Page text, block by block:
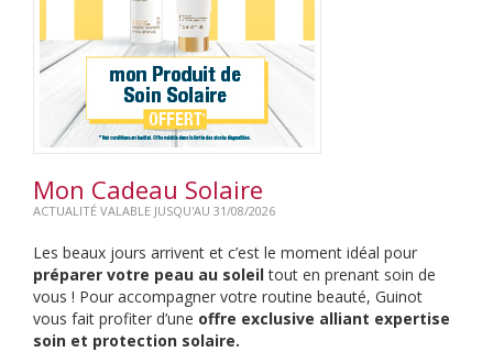
Mon Cadeau Solaire
ACTUALITÉ VALABLE JUSQU'AU 31/08/2026
Les beaux jours arrivent et c’est le moment idéal pour
préparer votre peau au soleiltout en prenant soin de
vous ! Pour accompagner votre routine beauté, Guinot
vous fait profiter d’une offre exclusive alliant expertise
soin et protection solaire.